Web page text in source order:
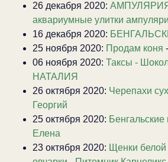
26 декабря 2020:
аквариумные улитки
16 декабря 2020:
25 ноября 2020: Продам коня -
06 ноября 2020: Таксы -
НАТАЛИЯ
26 октября 2020: Черепахи
Георгий
25 октября 2020: Бенгальские
Елена
23 октября 2020: Щенки